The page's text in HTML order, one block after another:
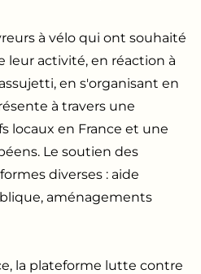
à vélo qui ont souhaité
leur activité, en réaction à
en s'organisant en
à travers une
locaux en France et une
Le soutien des
diverses : aide
aménagements
la plateforme lutte contre